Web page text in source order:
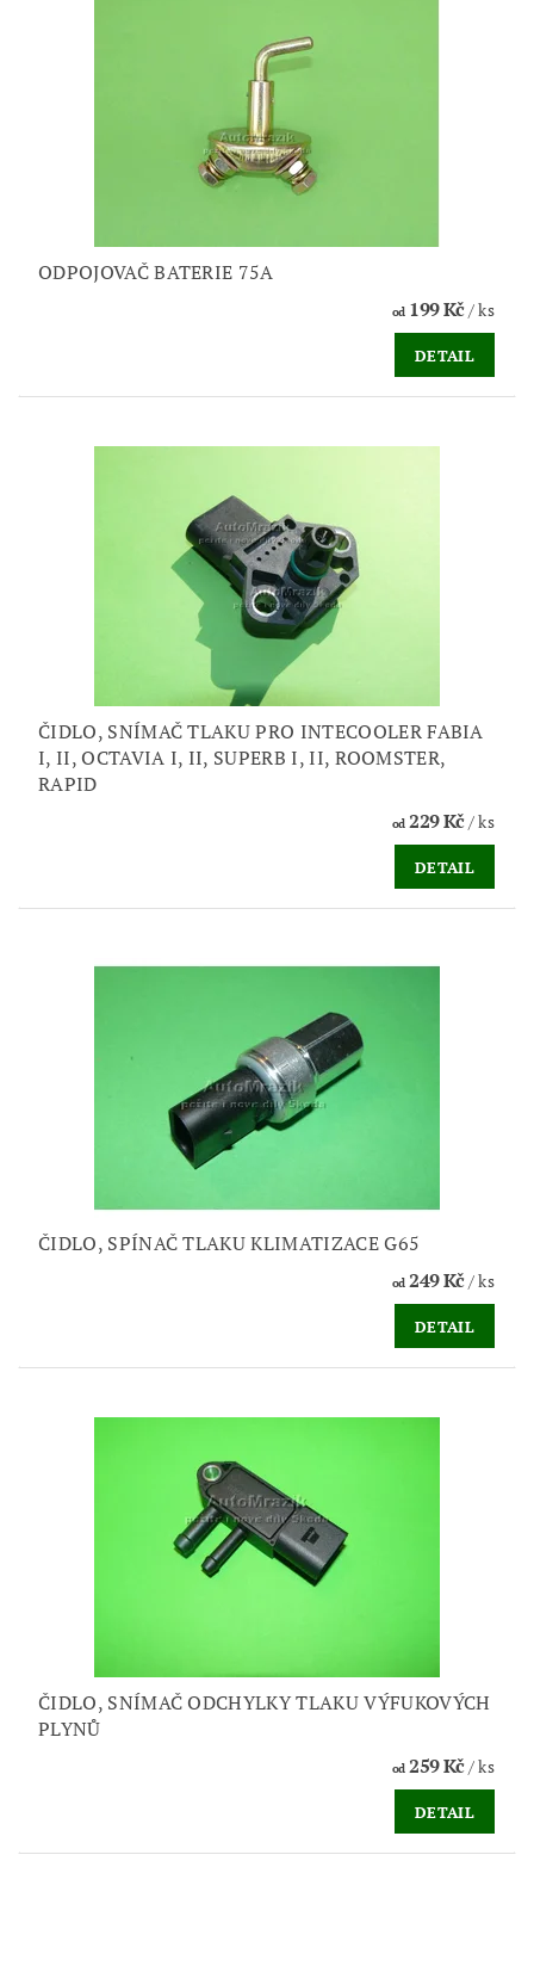
ODPOJOVAČ BATERIE 75A
od199 Kč/ ks
DETAIL
ČIDLO, SNÍMAČ TLAKU PRO INTECOOLER FABIA
I, II, OCTAVIA I, II, SUPERB I, II, ROOMSTER,
RAPID
od229 Kč/ ks
DETAIL
ČIDLO, SPÍNAČ TLAKU KLIMATIZACE G65
od249 Kč/ ks
DETAIL
ČIDLO, SNÍMAČ ODCHYLKY TLAKU VÝFUKOVÝCH
PLYNŮ
od259 Kč/ ks
DETAIL